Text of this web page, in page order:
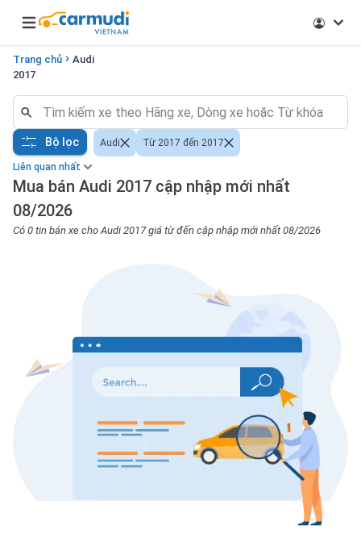
Open main menu
Trang chủ
Audi
2017
Liên quan nhất
Mua bán Audi 2017 cập nhập mới nhất
08/2026
Có 0 tin bán xe cho Audi 2017 giá từ đến cập nhập mới nhất 08/2026
Bộ lọc Audi Từ 2017 đến 2017